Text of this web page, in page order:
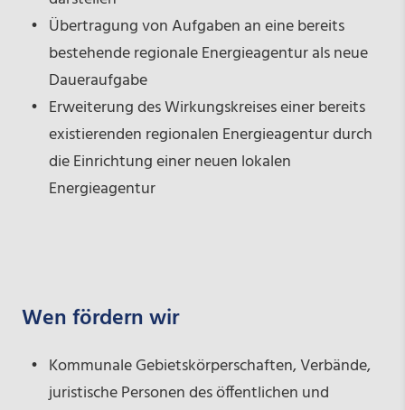
Übertragung von Aufgaben an eine bereits
bestehende regionale Energieagentur als neue
Daueraufgabe
Erweiterung des Wirkungskreises einer bereits
existierenden regionalen Energieagentur durch
die Einrichtung einer neuen lokalen
Energieagentur
Wen fördern wir
Kommunale Gebietskörperschaften, Verbände,
juristische Personen des öffentlichen und